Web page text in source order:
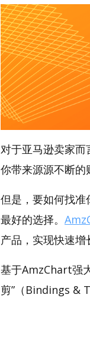
对于亚马逊卖家
你带来源源不断的
但是，要如何找准
最好的选择。
产品，实现快速增
基于AmzChart强
剪”（Bindings &